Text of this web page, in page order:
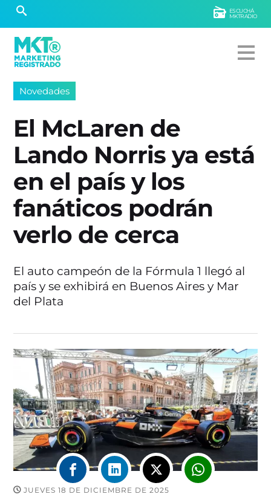
ESCUCHÁ
MKTRADIO
Novedades
El McLaren de
Lando Norris ya está
en el país y los
fanáticos podrán
verlo de cerca
El auto campeón de la Fórmula 1 llegó al
país y se exhibirá en Buenos Aires y Mar
del Plata
JUEVES 18 DE DICIEMBRE DE 2025